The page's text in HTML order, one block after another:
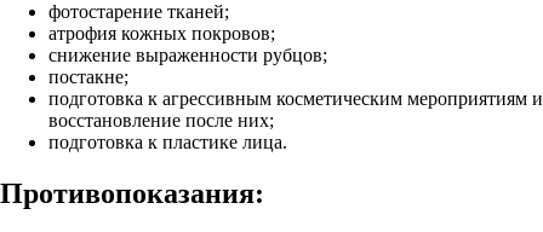
фотостарение тканей;
атрофия кожных покровов;
снижение выраженности рубцов;
постакне;
подготовка к агрессивным косметическим мероприятиям и
восстановление после них;
подготовка к пластике лица.
Противопоказания: